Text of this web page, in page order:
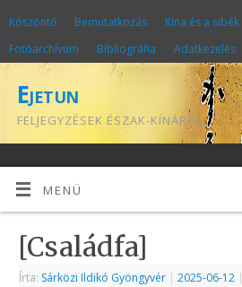
Köszöntő Bemutatkozás Kína és a sibék
Fotóarchívum
Bibliográfia Adatkezelés
Ejetun
FELJEGYZÉSEK ÉSZAK-KÍNÁRÓL
MENÜ
[Családfa]
Írta: Sárközi Ildikó Gyöngyvér | 2025-06-12 |